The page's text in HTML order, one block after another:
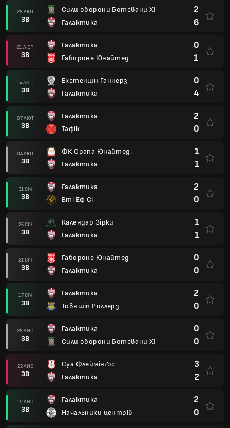
28 ЛЮТ
ЗВ
Сили оборони Ботсвани XI
Галактика
2
6
21 ЛЮТ
ЗВ
Галактика
Габороне Юнайтед
0
1
14 ЛЮТ
ЗВ
Екстеншн Ганнерз
Галактика
0
4
07 ЛЮТ
ЗВ
Галактика
Тафік
2
0
04 ЛЮТ
ЗВ
ФК Орапа Юнайтед.
Галактика
1
1
31 СІЧ
ЗВ
Галактика
Вті Еф Сі
2
0
25 СІЧ
ЗВ
Календар Зірки
Галактика
1
1
21 СІЧ
ЗВ
Габороне Юнайтед
Галактика
0
0
17 СІЧ
ЗВ
Галактика
Товншіп Роллерз
2
0
28 ЛИС
ЗВ
Галактика
Сили оборони Ботсвани XI
0
0
22 ЛИС
ЗВ
Суа Флеймінґос
Галактика
3
2
19 ЛИС
ЗВ
Галактика
Начальники центрів
2
0